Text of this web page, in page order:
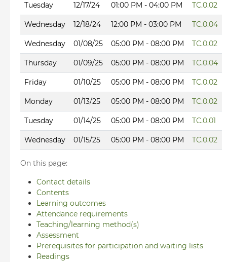
Tuesday 12/17/24 01:00 PM - 04:00 PM TC.0.02
Wednesday 12/18/24 12:00 PM - 03:00 PM TC.0.04
Wednesday 01/08/25 05:00 PM - 08:00 PM TC.0.02
Thursday 01/09/25 05:00 PM - 08:00 PM TC.0.04
Friday 01/10/25 05:00 PM - 08:00 PM TC.0.02
Monday 01/13/25 05:00 PM - 08:00 PM TC.0.02
Tuesday 01/14/25 05:00 PM - 08:00 PM TC.0.01
Wednesday 01/15/25 05:00 PM - 08:00 PM TC.0.02
On this page:
Contact details
Contents
Learning outcomes
Attendance requirements
Teaching/learning method(s)
Assessment
Prerequisites for participation and waiting lists
Readings